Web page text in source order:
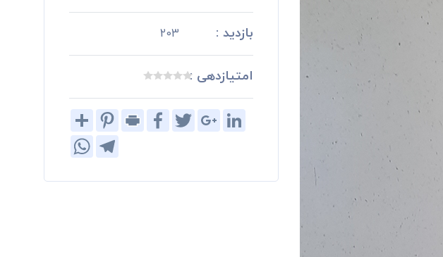
بازدید : 203
امتیازدهی :
Share
PinterestPrint
FacebookTwitterGoogle+LinkedIn
WhatsAppTelegram